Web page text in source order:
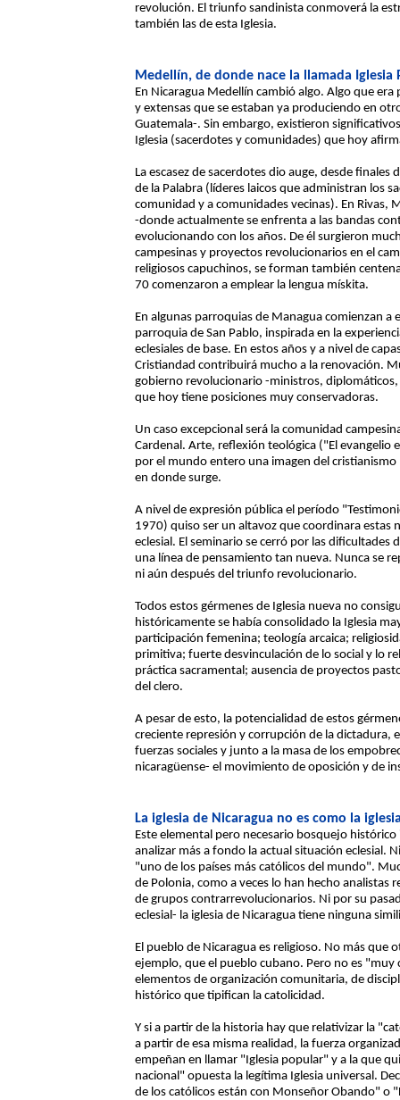
revolución. El triunfo sandinista conmoverá la
también las de esta Iglesia.
Medellín, de donde nace la llamada Iglesia
En Nicaragua Medellín cambió algo. Algo que
y extensas que se estaban ya produciendo en
Guatemala-. Sin embargo, existieron
Iglesia (sacerdotes y comunidades) que hoy
La escasez de sacerdotes dio auge, desde
de la Palabra (líderes laicos que administran los
comunidad y a comunidades vecinas). En Rivas,
-donde actualmente se enfrenta a las bandas
evolucionando con los años. De él surgieron
campesinas y proyectos revolucionarios en el
religiosos capuchinos, se forman también
70 comenzaron a emplear la lengua mískita.
En algunas parroquias de Managua comienzan
parroquia de San Pablo, inspirada en la
eclesiales de base. En estos años y a nivel de
Cristiandad contribuirá mucho a la renovación.
gobierno revolucionario -ministros,
que hoy tiene posiciones muy conservadoras.
Un caso excepcional será la comunidad
Cardenal. Arte, reflexión teológica ("El
por el mundo entero una imagen del
en donde surge.
A nivel de expresión pública el período
1970) quiso ser un altavoz que coordinara estas
eclesial. El seminario se cerró por las
una línea de pensamiento tan nueva. Nunca se
ni aún después del triunfo revolucionario.
Todos estos gérmenes de Iglesia nueva no
históricamente se había consolidado la Iglesia
participación femenina; teología arcaica;
primitiva; fuerte desvinculación de lo social y lo
práctica sacramental; ausencia de proyectos
del clero.
A pesar de esto, la potencialidad de estos
creciente represión y corrupción de la dictadura,
fuerzas sociales y junto a la masa de los
nicaragüense- el movimiento de oposición y de
La iglesia de Nicaragua no es como la
Este elemental pero necesario bosquejo
analizar más a fondo la actual situación eclesial.
"uno de los países más católicos del mundo".
de Polonia, como a veces lo han hecho analistas
de grupos contrarrevolucionarios. Ni por su
eclesial- la iglesia de Nicaragua tiene ninguna
El pueblo de Nicaragua es religioso. No más
ejemplo, que el pueblo cubano. Pero no es "muy
elementos de organización comunitaria, de
histórico que tipifican la catolicidad.
Y si a partir de la historia hay que relativizar la
a partir de esa misma realidad, la fuerza
empeñan en llamar "Iglesia popular" y a la que
nacional" opuesta la legítima Iglesia universal.
de los católicos están con Monseñor Obando" o